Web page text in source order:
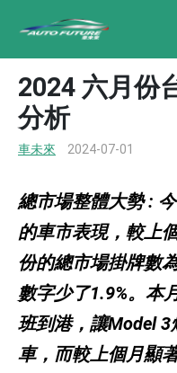
2024 六月份
分析
車未來 2024-07-01
總市場整體大勢 :
的車市表現，較上
份的總市場掛牌數
數字少了1.9%。本
班到港，讓Model
車，而較上個月顯